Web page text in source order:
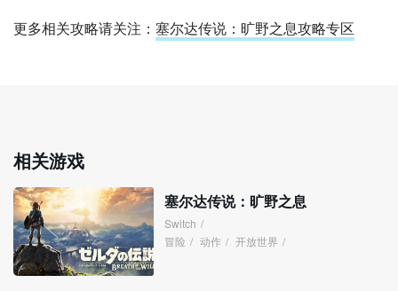
更多相关攻略请关注： 塞尔达传说：旷野之息攻略专区
相关游戏
塞尔达传说：旷野之息
Switch /
冒险 / 动作 / 开放世界 /